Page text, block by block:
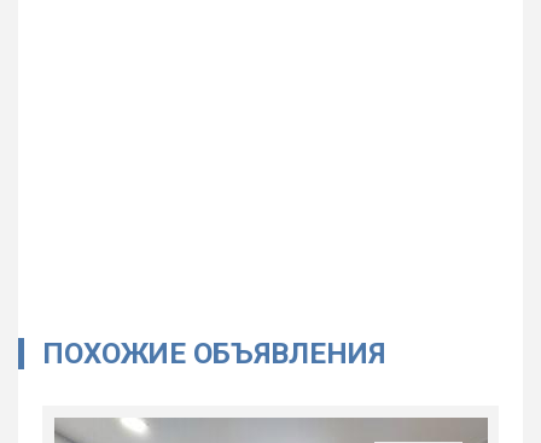
ПОХОЖИЕ ОБЪЯВЛЕНИЯ